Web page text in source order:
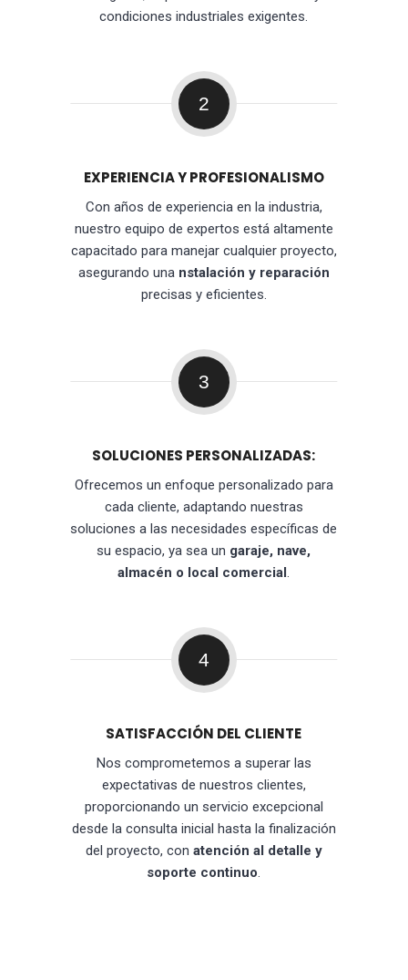
condiciones industriales exigentes.
2
EXPERIENCIA Y PROFESIONALISMO
Con años de experiencia en la industria,
nuestro equipo de expertos está altamente
capacitado para manejar cualquier proyecto,
asegurando una nstalación y reparación
precisas y eficientes.
3
SOLUCIONES PERSONALIZADAS:
Ofrecemos un enfoque personalizado para
cada cliente, adaptando nuestras
soluciones a las necesidades específicas de
su espacio, ya sea un garaje, nave,
almacén o local comercial.
4
SATISFACCIÓN DEL CLIENTE
Nos comprometemos a superar las
expectativas de nuestros clientes,
proporcionando un servicio excepcional
desde la consulta inicial hasta la finalización
del proyecto, con atención al detalle y
soporte continuo.